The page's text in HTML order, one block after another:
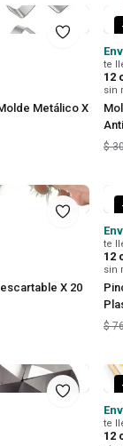
Metálico X
te
12
sin
$
X 20
te
12
sin
$
te
12